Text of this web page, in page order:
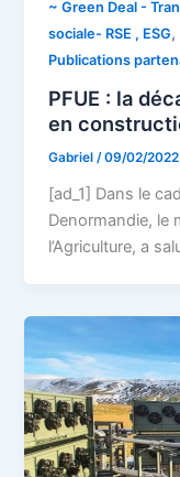
~ Green Deal -
sociale- RSE , ESG,
Publications
PFUE : la
en
Gabriel/09/02/2022
[ad_1] Dans le
Denormandie, le
l’Agriculture, a